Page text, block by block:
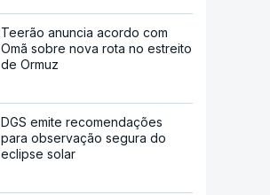
Teerão anuncia acordo com
Omã sobre nova rota no estreito
de Ormuz
DGS emite recomendações
para observação segura do
eclipse solar